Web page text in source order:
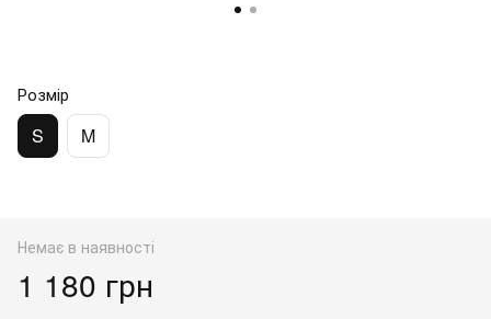
Розмір
S M
Немає в наявності
1 180 грн